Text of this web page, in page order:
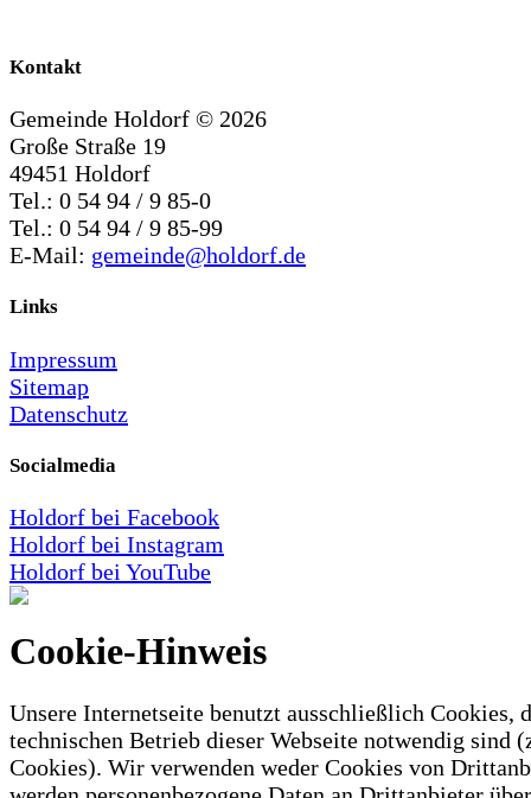
Kontakt
Gemeinde Holdorf © 2026
Große Straße 19
49451 Holdorf
Tel.: 0 54 94 / 9 85-0
Tel.: 0 54 94 / 9 85-99
E-Mail: gemeinde@holdorf.de
Links
Impressum
Sitemap
Datenschutz
Socialmedia
Holdorf bei Facebook
Holdorf bei Instagram
Holdorf bei YouTube
Cookie-Hinweis
Unsere Internetseite benutzt ausschließlich Cookies,
technischen Betrieb dieser Webseite notwendig sind
Cookies). Wir verwenden weder Cookies von